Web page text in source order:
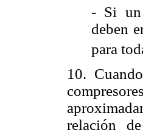
- Si un
deben
para
10.
relación